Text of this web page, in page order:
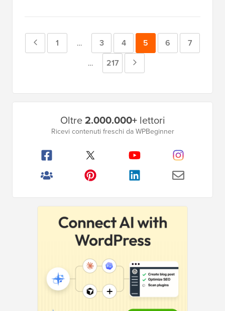
PaginaPagina
1
Pagine
intermedie
omesse
… Pagina
3 Pagina
4 Pagina
5 Pagina
6 Pagina
7
Pagine
intermedie
… Pagina
217
Oltre2.000.000+lettori
Ricevi contenuti freschi da WPBeginner